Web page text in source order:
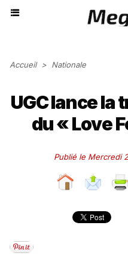
Accueil > Nationale
UGC lance la
du « Love
Publié le Mercredi